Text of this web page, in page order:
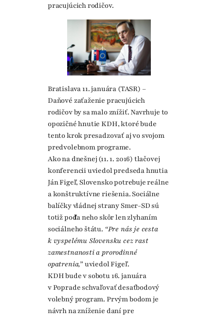
pracujúcich rodičov.
Bratislava 11. januára (TASR) –
Daňové zaťaženie pracujúcich
rodičov by sa malo znížiť. Navrhuje to
opozičné hnutie KDH, ktoré bude
tento krok presadzovať aj vo svojom
predvolebnom programe.
Ako na dnešnej (11. 1. 2016) tlačovej
konferencii uviedol predseda hnutia
Ján Figeľ, Slovensko potrebuje reálne
a konštruktívne riešenia. Sociálne
balíčky vládnej strany Smer-SD sú
totiž podľa neho skôr len zlyhaním
sociálneho štátu. “Pre nás je cesta
k vyspelému Slovensku cez rast
zamestnanosti a prorodinné
opatrenia,”uviedol Figeľ.
KDH bude v sobotu 16. januára
v Poprade schvaľovať desaťbodový
volebný program. Prvým bodom je
návrh na zníženie daní pre